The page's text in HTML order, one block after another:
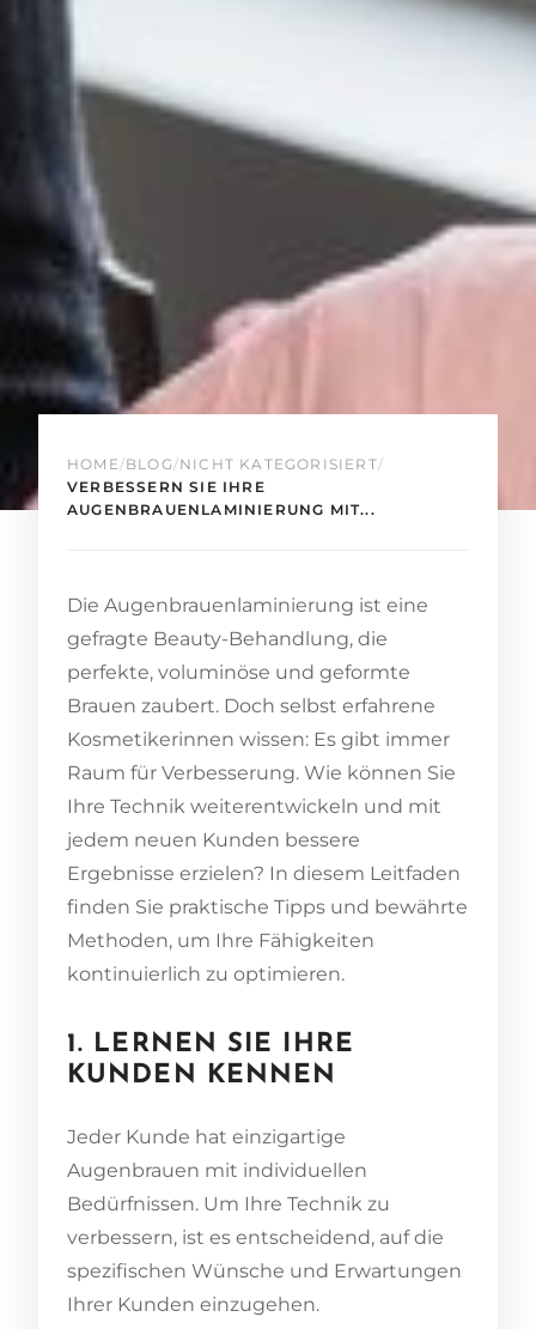
HOME /BLOG /NICHT KATEGORISIERT/
VERBESSERN SIE IHRE
AUGENBRAUENLAMINIERUNG MIT...
Die Augenbrauenlaminierung ist eine
gefragte Beauty-Behandlung, die
perfekte, voluminöse und geformte
Brauen zaubert. Doch selbst erfahrene
Kosmetikerinnen wissen: Es gibt immer
Raum für Verbesserung. Wie können Sie
Ihre Technik weiterentwickeln und mit
jedem neuen Kunden bessere
Ergebnisse erzielen? In diesem Leitfaden
finden Sie praktische Tipps und bewährte
Methoden, um Ihre Fähigkeiten
kontinuierlich zu optimieren.
1. LERNEN SIE IHRE
KUNDEN KENNEN
Jeder Kunde hat einzigartige
Augenbrauen mit individuellen
Bedürfnissen. Um Ihre Technik zu
verbessern, ist es entscheidend, auf die
spezifischen Wünsche und Erwartungen
Ihrer Kunden einzugehen.